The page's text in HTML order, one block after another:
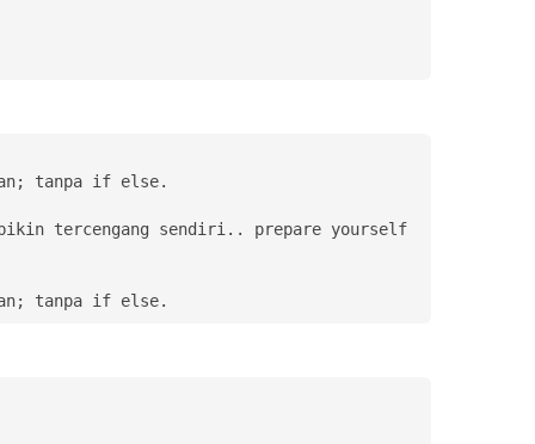
tanpa if else.
tercengang sendiri.. prepare yourself
tanpa if else.